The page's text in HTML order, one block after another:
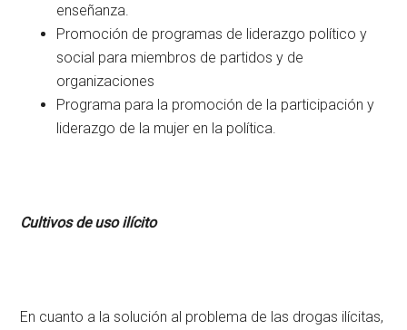
enseñanza.
Promoción de programas de liderazgo político y
social para miembros de partidos y de
organizaciones
Programa para la promoción de la participación y
liderazgo de la mujer en la política.
Cultivos de uso ilícito
En cuanto a la solución al problema de las drogas ilícitas,